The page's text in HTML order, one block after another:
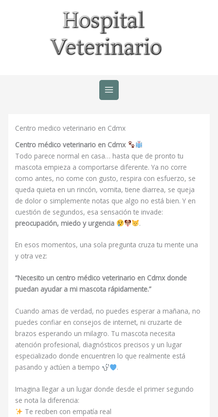
Centro medico veterinario en Cdmx
Centro médico veterinario en Cdmx
Todo parece normal en casa… hasta que de pronto tu
mascota empieza a comportarse diferente. Ya no corre
como antes, no come con gusto, respira con esfuerzo, se
queda quieta en un rincón, vomita, tiene diarrea, se queja
de dolor o simplemente notas que algo no está bien. Y en
cuestión de segundos, esa sensación te invade:
preocupación, miedo y urgencia
.
En esos momentos, una sola pregunta cruza tu mente una
y otra vez:
“Necesito un centro médico veterinario en Cdmx donde
puedan ayudar a mi mascota rápidamente.”
Cuando amas de verdad, no puedes esperar a mañana, no
puedes confiar en consejos de internet, ni cruzarte de
brazos esperando un milagro. Tu mascota necesita
atención profesional, diagnósticos precisos y un lugar
especializado donde encuentren lo que realmente está
pasando y actúen a tiempo
.
Imagina llegar a un lugar donde desde el primer segundo
se nota la diferencia:
Te reciben con empatía real